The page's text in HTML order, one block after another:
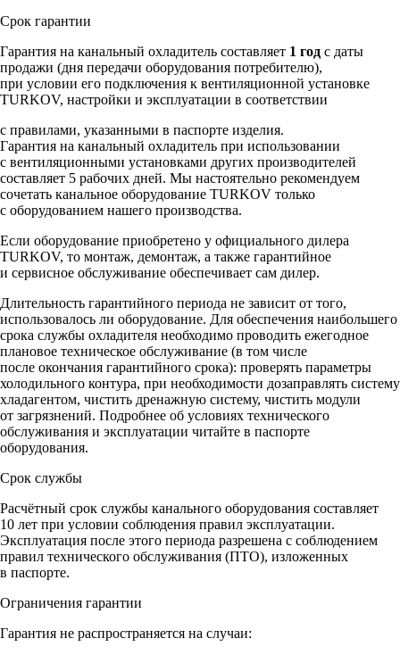
Срок гарантии
Гарантия на канальный охладитель составляет 1 год с даты
продажи (дня передачи оборудования потребителю),
при условии его подключения к вентиляционной установке
TURKOV, настройки и эксплуатации в соответствии
с правилами, указанными в паспорте изделия.
Гарантия на канальный охладитель при использовании
с вентиляционными установками других производителей
составляет 5 рабочих дней. Мы настоятельно рекомендуем
сочетать канальное оборудование TURKOV только
с оборудованием нашего производства.
Если оборудование приобретено у официального дилера
TURKOV, то монтаж, демонтаж, а также гарантийное
и сервисное обслуживание обеспечивает сам дилер.
Длительность гарантийного периода не зависит от того,
использовалось ли оборудование. Для обеспечения наибольшего
срока службы охладителя необходимо проводить ежегодное
плановое техническое обслуживание (в том числе
после окончания гарантийного срока): проверять параметры
холодильного контура, при необходимости дозаправлять систему
хладагентом, чистить дренажную систему, чистить модули
от загрязнений. Подробнее об условиях технического
обслуживания и эксплуатации читайте в паспорте
оборудования.
Срок службы
Расчётный срок службы канального оборудования составляет
10 лет при условии соблюдения правил эксплуатации.
Эксплуатация после этого периода разрешена с соблюдением
правил технического обслуживания (ПТО), изложенных
в паспорте.
Ограничения гарантии
Гарантия не распространяется на случаи: